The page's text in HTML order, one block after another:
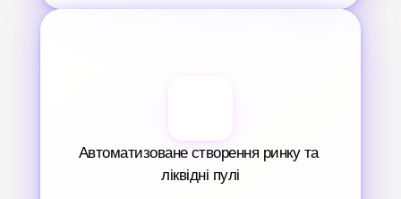
Автоматизоване створення ринку та
ліквідні пулі